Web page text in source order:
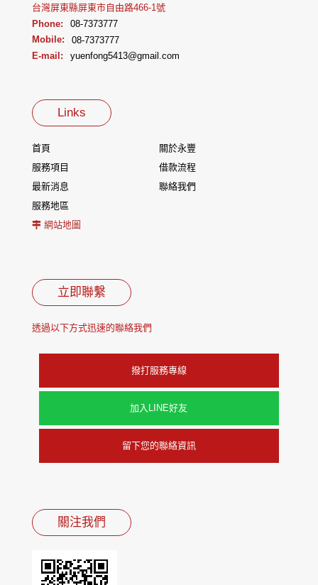
台灣屏東縣屏東市自由路466-1號
Phone:
08-7373777
Mobile:
08-7373777
E-mail:
yuenfong5413@gmail.com
Links
首頁
關於永豐
服務項目
借款流程
最新消息
聯絡我們
服務地區
網站地圖
立即聯繫
透過以下方式迅速的聯絡我們
撥打服務專線
加入LINE好友
留下您的聯絡資訊
關注我們